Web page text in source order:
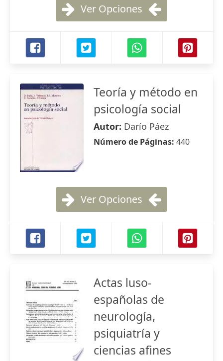
Ver Opciones
Teoría y método en
psicología social
Autor: Darío Páez
Número de Páginas: 440
Ver Opciones
Actas luso-
españolas de
neurología,
psiquiatría y
ciencias afines